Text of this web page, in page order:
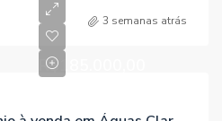
3 semanas atrás
R$185.000,00